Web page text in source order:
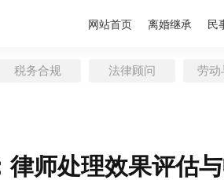
网站首页 离婚继承 民
税务合规 法律顾问 劳动
律师处理效果评估